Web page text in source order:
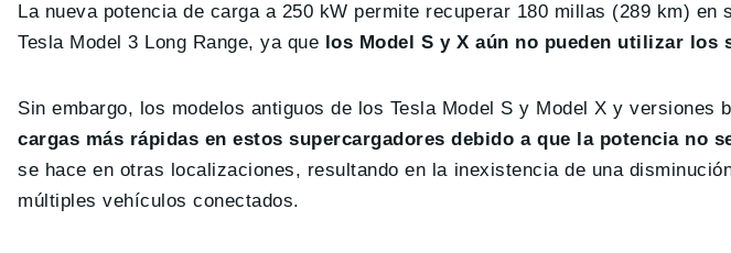
La nueva potencia de carga a 250 kW permite recuperar 180 millas (289 km)
Tesla Model 3 Long Range, ya que los Model S y X aún no pueden utilizar los
Sin embargo, los modelos antiguos de los Tesla Model S y Model X y versiones
cargas más rápidas en estos supercargadores debido a que la potencia no
se hace en otras localizaciones, resultando en la inexistencia de una
múltiples vehículos conectados.